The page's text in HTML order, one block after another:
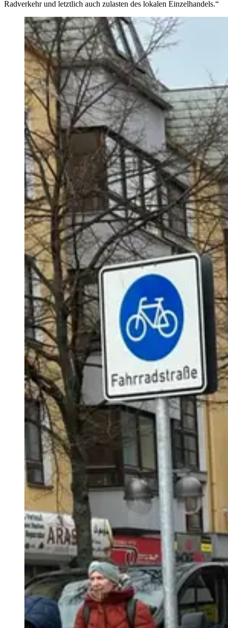
Radverkehr und letztlich auch zulasten des lokalen Einzelhandels.“